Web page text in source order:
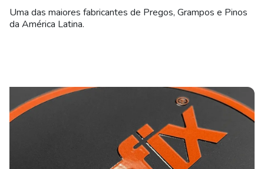
Uma das maiores fabricantes de Pregos, Grampos e Pinos
da América Latina.